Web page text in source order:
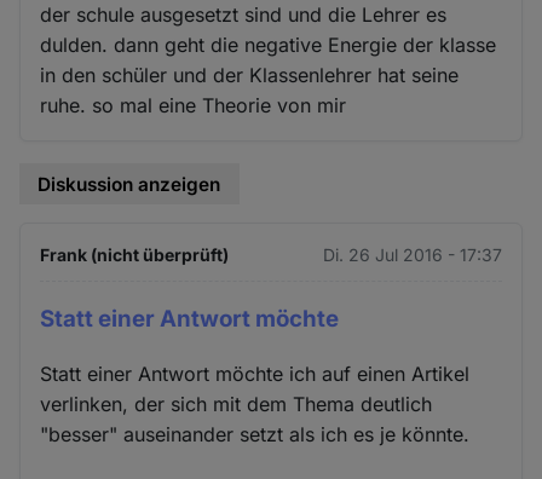
der schule ausgesetzt sind und die Lehrer es
dulden. dann geht die negative Energie der klasse
in den schüler und der Klassenlehrer hat seine
ruhe. so mal eine Theorie von mir
Diskussion anzeigen
Frank (nicht überprüft) Di. 26 Jul 2016 - 17:37
Statt einer Antwort möchte
Statt einer Antwort möchte ich auf einen Artikel
verlinken, der sich mit dem Thema deutlich
"besser" auseinander setzt als ich es je könnte.